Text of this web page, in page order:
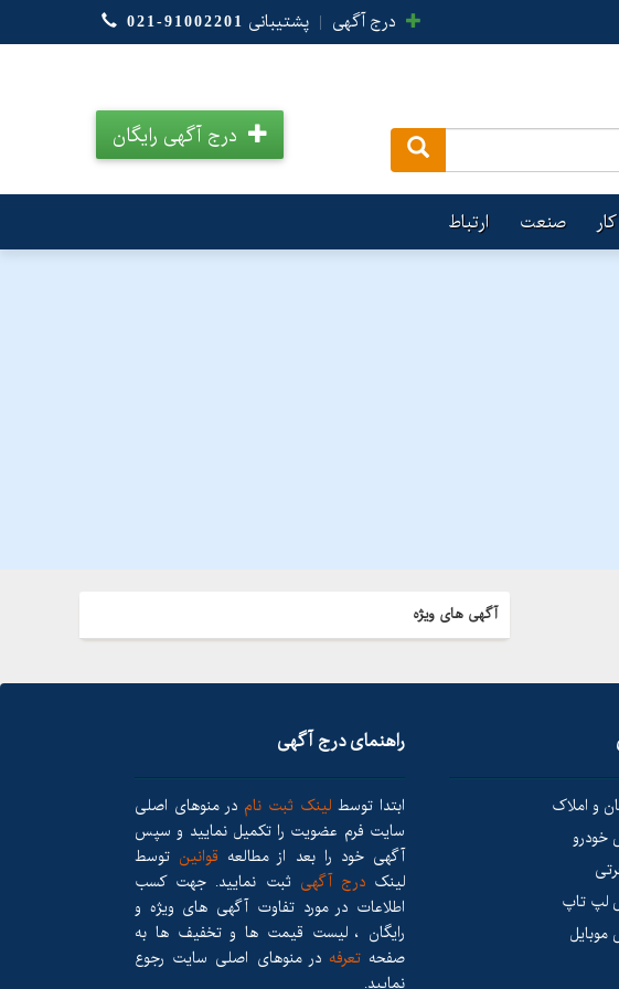
درج آگهی | پشتیبانی 021-91002201
درج آگهی رایگان
صنعت ارتباط
آگهی های ویژه
و املاک
خودرو
لپ تاپ
راهنمای درج آگهی
ابتدا توسط لینک ثبت نام در منوهای اصلی
سایت فرم عضویت را تکمیل نمایید و سپس
آگهی خود را بعد از مطالعه قوانین توسط
لینکدرج آگهی ثبت نمایید. جهت کسب
اطلاعات در مورد تفاوت آگهی های ویژه و
رایگان ، لیست قیمت ها و تخفیف ها به
صفحه تعرفهدر منوهای اصلی سایت رجوع
نمایید.